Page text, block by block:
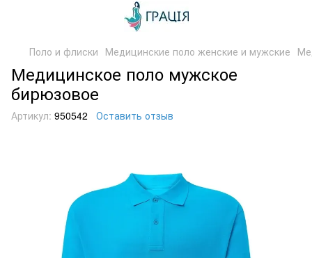
Поло и флиски Медицинские поло женские и мужские
Медицинское поло мужское
бирюзовое
Артикул: 950542 Оставить отзыв